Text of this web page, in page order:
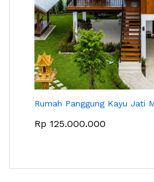
Rumah Panggung Kayu Jati
Rp 125.000.000